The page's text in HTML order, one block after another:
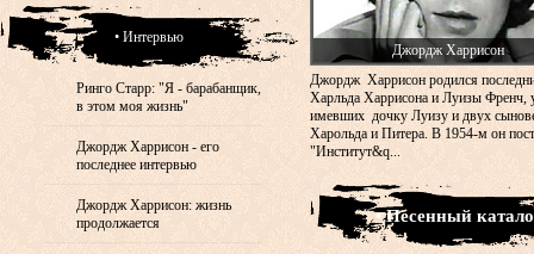
Джордж Харрисон
Джордж Харрисон родился
Харльда Харрисона и Луизы Френч,
имевших дочку Луизу и двух
Харольда и Питера. В 1954-м он
"Институт&q...
• Песенный
• Интервью
Ринго Старр: "Я - барабанщик,
в этом моя жизнь"
Джордж Харрисон - его
последнее интервью
Джордж Харрисон: жизнь
продолжается